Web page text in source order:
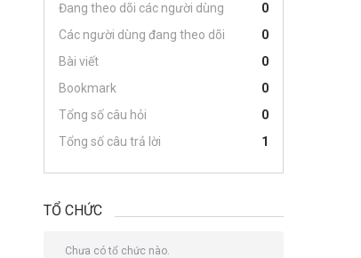
Đang theo dõi các người dùng
0
Các người dùng đang theo dõi
0
Bài viết
0
Bookmark
0
Tổng số câu hỏi
0
Tổng số câu trả lời
1
TỔ CHỨC
Chưa có tổ chức nào.